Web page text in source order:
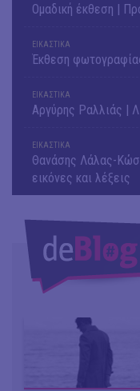
Ομαδική έκθεση |
ΕΙΚΑΣΤΙΚΑ
Έκθεση
ΕΙΚΑΣΤΙΚΑ
Αργύρης Ραλλιάς |
ΕΙΚΑΣΤΙΚΑ
Θανάσης Λάλας-
εικόνες και λέξεις